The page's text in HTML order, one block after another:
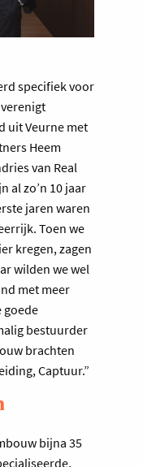
specifiek voor
uit Veurne met
Heem
van Real
al zo’n 10 jaar
jaren waren
Toen we
kregen, zagen
wilden we wel
met meer
goede
bestuurder
brachten
Captuur.”
bijna 35